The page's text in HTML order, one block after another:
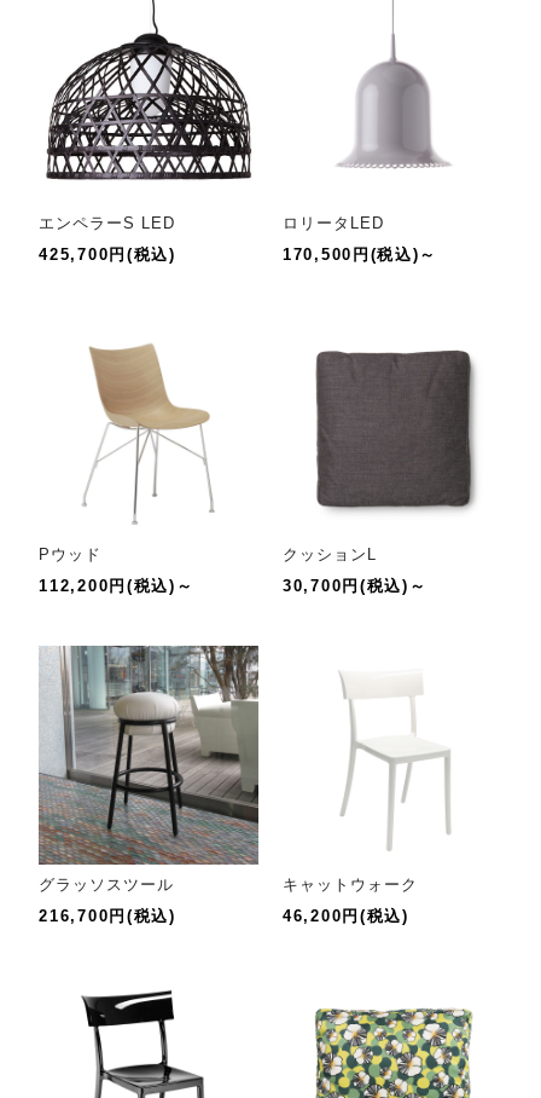
エンペラーS LED
425,700円(税込)
ロリータLED
170,500円(税込)～
Pウッド
112,200円(税込)～
クッションL
30,700円(税込)～
グラッソスツール
216,700円(税込)
キャットウォーク
46,200円(税込)